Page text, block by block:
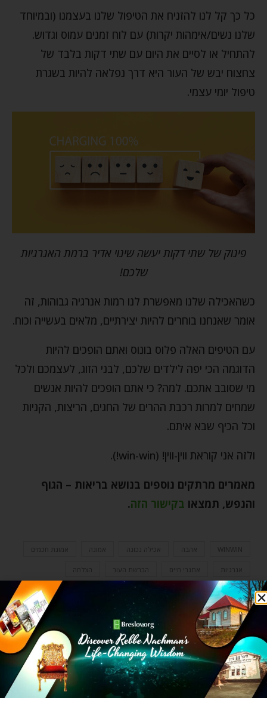
כל כך קל לנו להזניח את הטיפול שלנו בעצמנו (ובמיוחד
שלנו נשים/אימהות יקרות) עם לוח זמנים עמוס וגדוש.
להתחיל או לסיים את היום עם שתי דקות בלבד של
צחצוח יבש של העור היא דרך נפלאה להיות בשגרת
טיפול יומי עצמי.
פינוק של שתי דקות יעשה שינוי אדיר ברמת האנרגיות
שלכם!
כשהאכילה שלנו מאפשרת לנו רמות אנרגיה גבוהות, זה
אומר שאנחנו בוחרים להיות יצירתיים, מלאים בעשייה וכוח.
עם הטיפים האלה פלוס בונוס ואתם הופכים להיות
הדוגמה הכי יפה לילדים שלכם, לבני הזוג, לעצמכם ולכל
מי שסובב אתכם. למה? כי אתם הופכים להיות אנשים
שמחים למרות רכבת ההרים של החגים, הריצות, הקניות
וכל הכיף שבא איתם.
ולזה אני קוראת ווין-ווין! (win-win!).
מאמרים מרתקים נוספים בנושא בריאות – הגוף
והנפש, תמצאו בקישור הזה.
WINWIN אמונה אמונת חכמים
אנרגיות אתגרי חיים הברשת העור הצלחה
השגחה פרטית ווין ווין חיים מאושרים
יצירתיות פחמימות
פסח צחצוח העור רוחניות וגשמיות רכבת הרים שמחה
תזונה בריאה
0 תגובות